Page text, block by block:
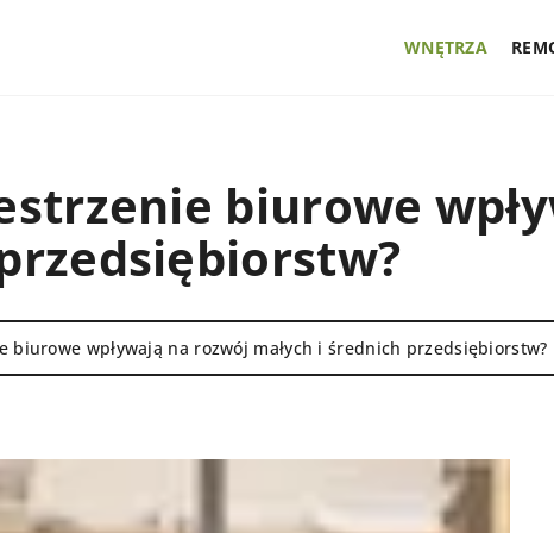
WNĘTRZA
biurowe
biurowe wpływają na rozwój małych i średnich przedsiębiorstw?